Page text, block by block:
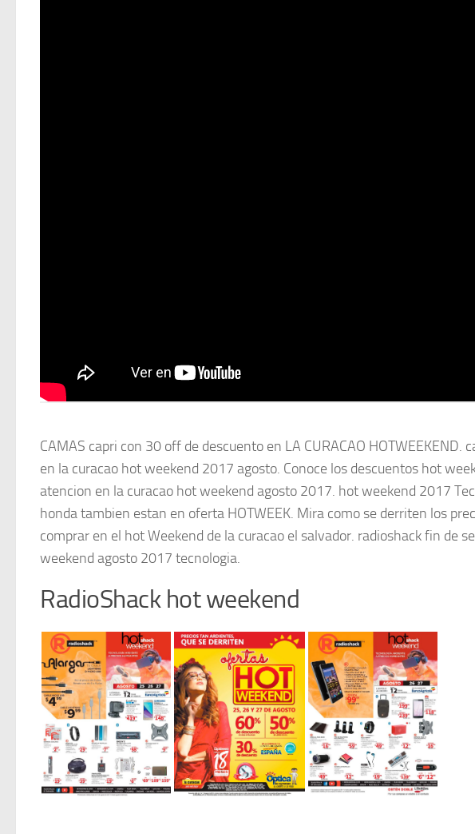
CAMAS capri con 30 off de descuento en LA CURACAO
en la curacao hot weekend 2017 agosto. Conoce los descuentos hot
atencion en la curacao hot weekend agosto 2017. hot weekend 2017
honda tambien estan en oferta HOTWEEK. Mira como se derriten los
comprar en el hot Weekend de la curacao el salvador. radioshack fin de
weekend agosto 2017 tecnologia.
RadioShack hot weekend